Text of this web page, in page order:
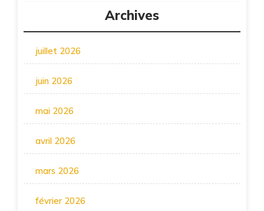
Archives
juillet 2026
juin 2026
mai 2026
avril 2026
mars 2026
février 2026